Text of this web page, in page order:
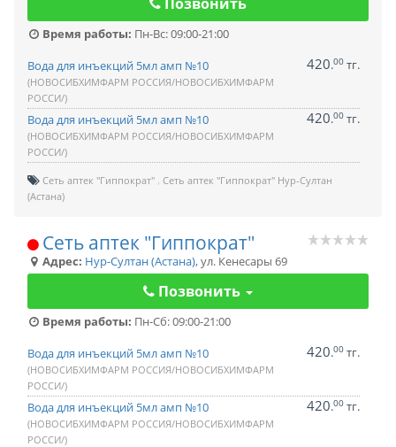
Время работы: Пн-Вс: 09:00-21:00
Вода для инъекций 5мл амп №10
(НОВОСИБХИМФАРМ РОССИЯ/НОВОСИБХИМФАРМ
РОССИ/)
420.00 тг.
Вода для инъекций 5мл амп №10
(НОВОСИБХИМФАРМ РОССИЯ/НОВОСИБХИМФАРМ
РОССИ/)
420.00 тг.
Сеть аптек "Гиппократ" Сеть аптек "Гиппократ" Нур-Султан
(Астана)
Сеть аптек "Гиппократ"
Адрес: Нур-Султан (Астана),ул. Кенесары 69
Позвонить
Время работы: Пн-Сб: 09:00-21:00
Вода для инъекций 5мл амп №10
(НОВОСИБХИМФАРМ РОССИЯ/НОВОСИБХИМФАРМ
РОССИ/)
420.00 тг.
Вода для инъекций 5мл амп №10
(НОВОСИБХИМФАРМ РОССИЯ/НОВОСИБХИМФАРМ
РОССИ/)
420.00 тг.